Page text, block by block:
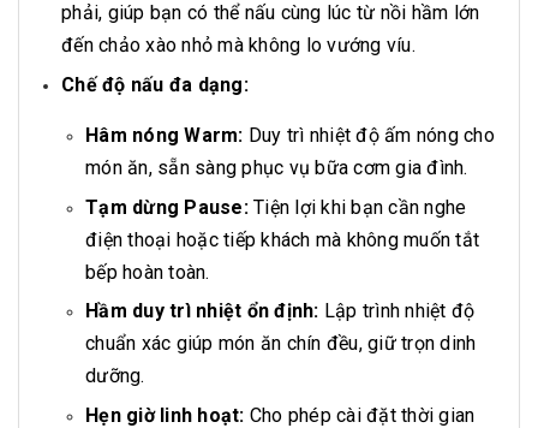
phải, giúp bạn có thể nấu cùng lúc từ nồi hầm lớn
đến chảo xào nhỏ mà không lo vướng víu.
Chế độ nấu đa dạng:
Hâm nóng Warm: Duy trì nhiệt độ ấm nóng cho
món ăn, sẵn sàng phục vụ bữa cơm gia đình.
Tạm dừng Pause:Tiện lợi khi bạn cần nghe
điện thoại hoặc tiếp khách mà không muốn tắt
bếp hoàn toàn.
Hầm duy trì nhiệt ổn định: Lập trình nhiệt độ
chuẩn xác giúp món ăn chín đều, giữ trọn dinh
dưỡng.
Hẹn giờ linh hoạt: Cho phép cài đặt thời gian